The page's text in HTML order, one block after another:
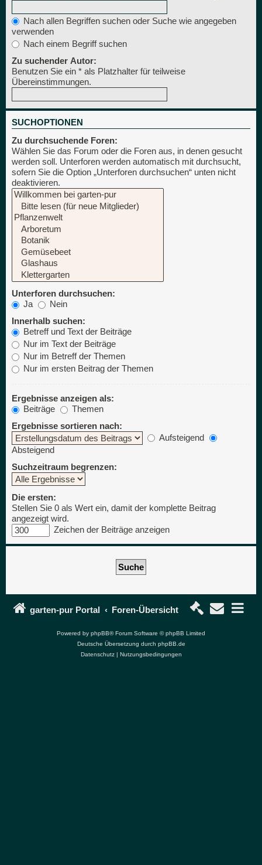
Nach allen Begriffen suchen oder Suche wie angegeben
verwenden
Nach einem Begriff suchen
Zu suchender Autor:
Benutzen Sie ein * als Platzhalter für teilweise
Übereinstimmungen.
SUCHOPTIONEN
Zu durchsuchende Foren:
Wählen Sie das Forum oder die Foren aus, in denen gesucht
werden soll. Unterforen werden automatisch mit durchsucht,
sofern Sie die Option „Unterforen durchsuchen“ unten nicht
deaktivieren.
Unterforen durchsuchen:
Ja
Nein
Innerhalb suchen:
Betreff und Text der Beiträge
Nur im Text der Beiträge
Nur im Betreff der Themen
Nur im ersten Beitrag der Themen
Ergebnisse anzeigen als:
Beiträge
Themen
Ergebnisse sortieren nach:
Aufsteigend
Absteigend
Suchzeitraum begrenzen:
Die ersten:
Stellen Sie 0 als Wert ein, damit der komplette Beitrag
angezeigt wird.
Zeichen der Beiträge anzeigen
garten-pur Portal Foren-Übersicht
Powered by phpBB® Forum Software © phpBB Limited
Deutsche Übersetzung durch phpBB.de
Datenschutz| Nutzungsbedingungen